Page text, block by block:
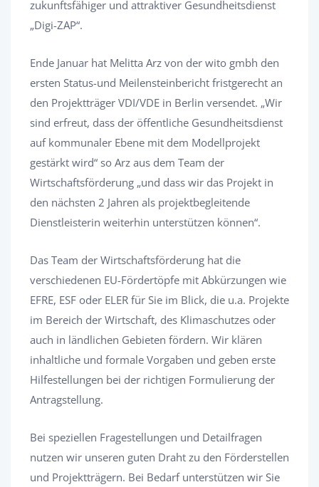
zukunftsfähiger und attraktiver Gesundheitsdienst
„Digi-ZAP“.
Ende Januar hat Melitta Arz von der wito gmbh den
ersten Status-und Meilensteinbericht fristgerecht an
den Projektträger VDI/VDE in Berlin versendet. „Wir
sind erfreut, dass der öffentliche Gesundheitsdienst
auf kommunaler Ebene mit dem Modellprojekt
gestärkt wird“ so Arz aus dem Team der
Wirtschaftsförderung „und dass wir das Projekt in
den nächsten 2 Jahren als projektbegleitende
Dienstleisterin weiterhin unterstützen können“.
Das Team der Wirtschaftsförderung hat die
verschiedenen EU-Fördertöpfe mit Abkürzungen wie
EFRE, ESF oder ELER für Sie im Blick, die u.a. Projekte
im Bereich der Wirtschaft, des Klimaschutzes oder
auch in ländlichen Gebieten fördern. Wir klären
inhaltliche und formale Vorgaben und geben erste
Hilfestellungen bei der richtigen Formulierung der
Antragstellung.
Bei speziellen Fragestellungen und Detailfragen
nutzen wir unseren guten Draht zu den Förderstellen
und Projektträgern. Bei Bedarf unterstützen wir Sie